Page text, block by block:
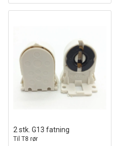
2 stk. G13 fatning
Til T8 rør